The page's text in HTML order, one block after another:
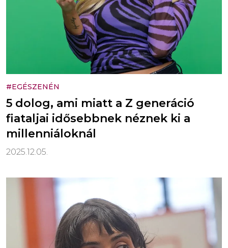
#EGÉSZENÉN
5 dolog, ami miatt a Z generáció
fiataljai idősebbnek néznek ki a
millenniáloknál
2025.12.05.